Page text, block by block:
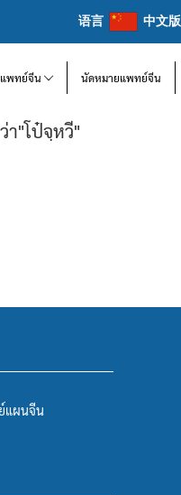
语言 中文版
พทย์จีน นัดหมายแพทย์จีน
า"โป๋จฺหวี"
แผนจีน